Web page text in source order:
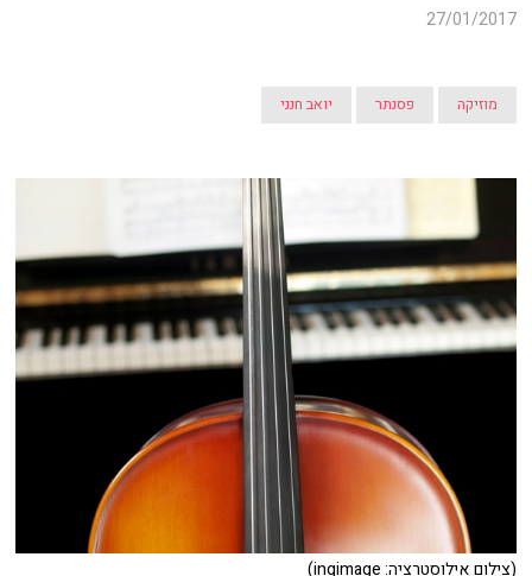
27/01/2017
מוזיקה פסנתר יואב חנני
(צילום אילוסטרציה: ingimage)